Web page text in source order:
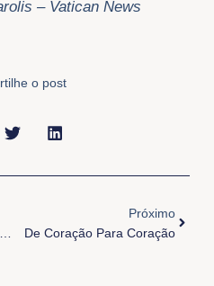
– Vatican News
o post
Próximo
De Coração Para Coração